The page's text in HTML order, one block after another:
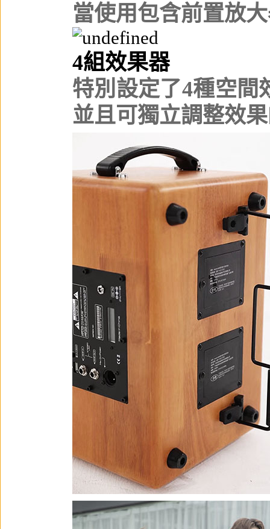
當使用包含前置放
4組效果器
特別設定了4種空間
並且可獨立調整效